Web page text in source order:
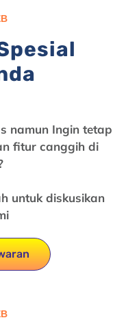
namun Ingin tetap
fitur canggih di
untuk diskusikan